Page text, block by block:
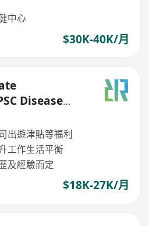
中心
$30K-40K/月
Disease
出遊津貼等福利
工作生活平衡
及經驗而定
$18K-27K/月